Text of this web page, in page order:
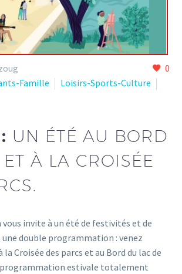
0
Famille
Loisirs-Sports-Culture
UN ÉTÉ AU BORD
À LA CROISÉE
vous invite à un été de festivités et de
une double programmation : venez
Croisée des parcs et au Bord du lac de
programmation estivale totalement